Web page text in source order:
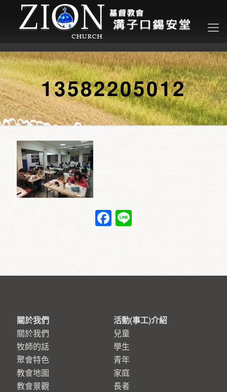
13582205012
Facebook
關於我們
關於我們
牧師的話
聚會特色
教會地圖
教會景觀
活動(事工)介紹
兒童
學生
青年
家庭
長者